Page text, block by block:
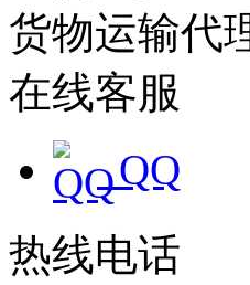
货物运输代
在线客服
QQ
热线电话